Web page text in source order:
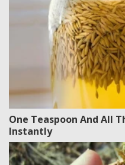
One Teaspoon And All
Instantly